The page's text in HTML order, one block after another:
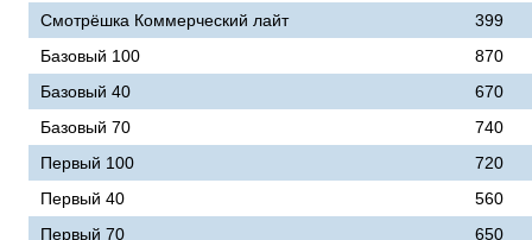
Смотрёшка Коммерческий лайт
399
Базовый 100
870
Базовый 40
670
Базовый 70
740
Первый 100
720
Первый 40
560
Первый 70
650